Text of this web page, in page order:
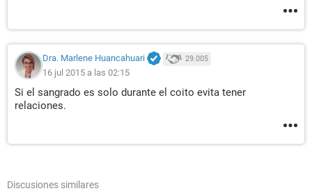
Dra. Marlene Huancahuari 29.005
16 jul 2015 a las 02:15
Si el sangrado es solo durante el coito evita tener
relaciones.
Discusiones similares